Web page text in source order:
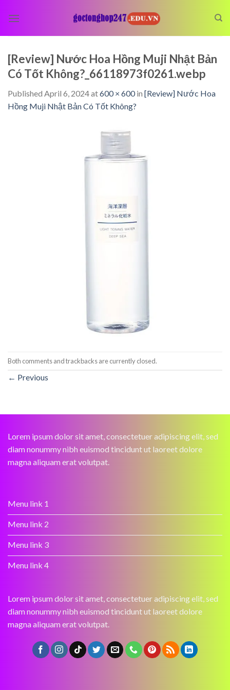
[Review] Nước Hoa Hồng Muji Nhật Bản
Có Tốt Không?_66118973f0261.webp
Published April 6, 2024at600 × 600in [Review] Nước Hoa
Hồng Muji Nhật Bản Có Tốt Không?
Both comments and trackbacks are currently closed.
← Previous
Lorem ipsum dolor sit amet, consectetuer adipiscing elit, sed
diam nonummy nibh euismod tincidunt ut laoreet dolore
magna aliquam erat volutpat.
Menu link 1
Menu link 2
Menu link 3
Menu link 4
Lorem ipsum dolor sit amet, consectetuer adipiscing elit, sed
diam nonummy nibh euismod tincidunt ut laoreet dolore
magna aliquam erat volutpat.